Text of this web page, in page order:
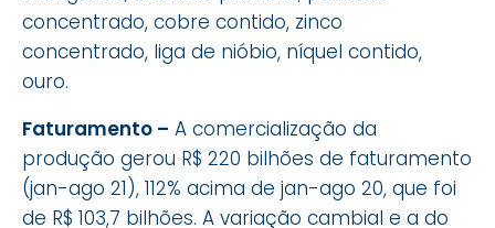
concentrado, cobre contido, zinco
concentrado, liga de nióbio, níquel contido,
ouro.
Faturamento – A comercialização da
produção gerou R$ 220 bilhões de faturamento
(jan-ago 21), 112% acima de jan-ago 20, que foi
de R$ 103,7 bilhões. A variação cambial e a do